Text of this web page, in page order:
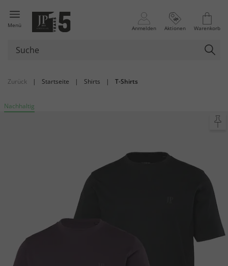
Menü Anmelden Aktionen Warenkorb
Zurück | Startseite | Shirts | T-Shirts
Nachhaltig